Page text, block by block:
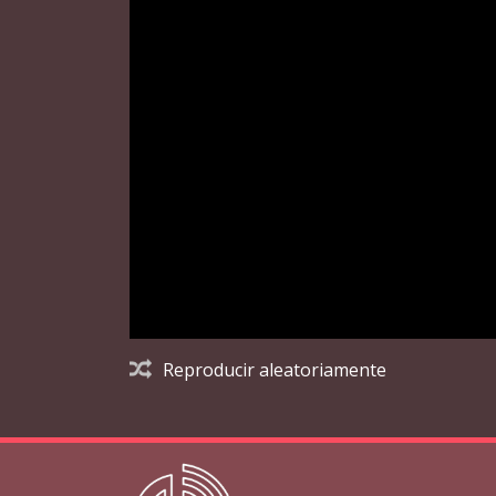
Reproducir aleatoriamente